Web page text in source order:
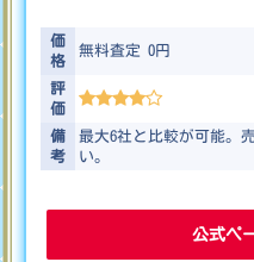
価
格
無料査定 0円
評
価
備
考
最大6社と比較が可能。
い。
公式ペ